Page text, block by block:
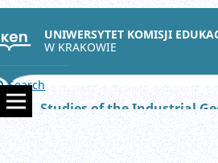
UNIWERSYTET KOMISJI
W KRAKOWIE
Search